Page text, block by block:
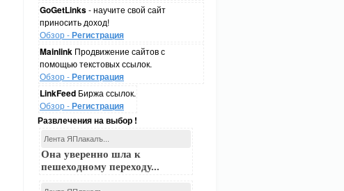
GoGetLinks- научите свой сайт
приносить доход!
Обзор -Регистрация
Mainlink Продвижение сайтов с
помощью текстовых ссылок.
Обзор -Регистрация
LinkFeed Биржа ссылок.
Обзор -Регистрация
Развлечения на выбор !
Лента ЯПлакалъ...
Она уверенно шла к
пешеходному переходу...